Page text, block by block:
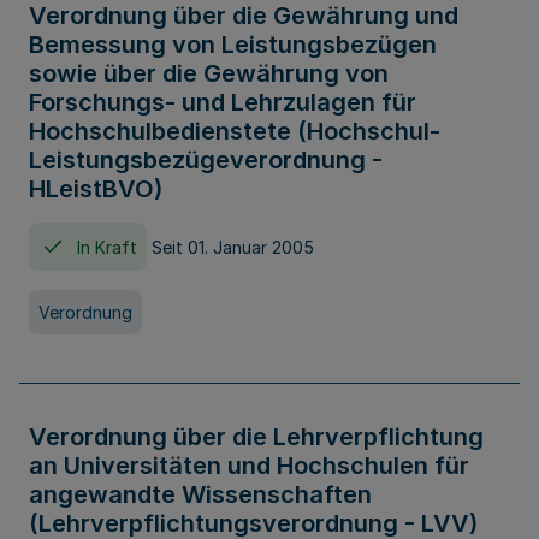
Verordnung über die Gewährung und
Bemessung von Leistungsbezügen
sowie über die Gewährung von
Forschungs- und Lehrzulagen für
Hochschulbedienstete (Hochschul-
Leistungsbezügeverordnung -
HLeistBVO)
In Kraft Seit 01. Januar 2005
Verordnung
Verordnung über die Lehrverpflichtung
an Universitäten und Hochschulen für
angewandte Wissenschaften
(Lehrverpflichtungsverordnung - LVV)